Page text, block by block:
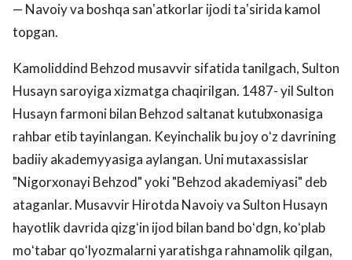
— Navoiy va boshqa sanʼatkorlar ijodi taʼsirida kamol
topgan.
Kamoliddind Behzod musavvir sifatida tanilgach, Sulton
Husayn saroyiga xizmatga chaqirilgan. 1487- yil Sulton
Husayn farmoni bilan Behzod saltanat kutubxonasiga
rahbar etib tayinlangan. Keyinchalik bu joy oʻz davrining
badiiy akademyyasiga aylangan. Uni mutaxassislar
"Nigorxonayi Behzod" yoki "Behzod akademiyasi" deb
ataganlar. Musavvir Hirotda Navoiy va Sulton Husayn
hayotlik davrida qizgʻin ijod bilan band boʻdgn, koʻplab
moʻtabar qoʻlyozmalarni yaratishga rahnamolik qilgan,